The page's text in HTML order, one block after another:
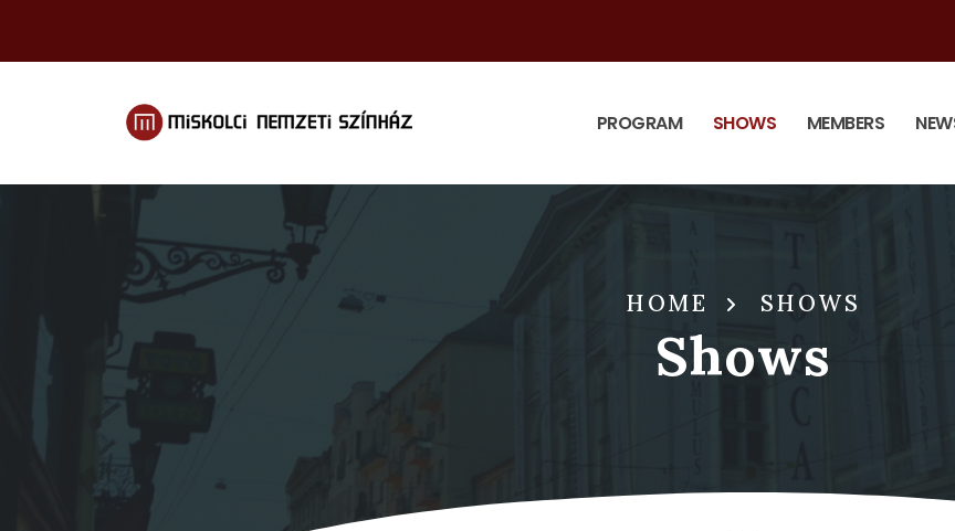
PROGRAM SHOWS MEMBERS
HOME SHOWS
Shows